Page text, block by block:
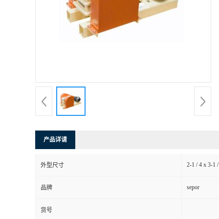
产品详请
外型尺寸 2-1 / 4 x 3-1
品牌 sepor
货号